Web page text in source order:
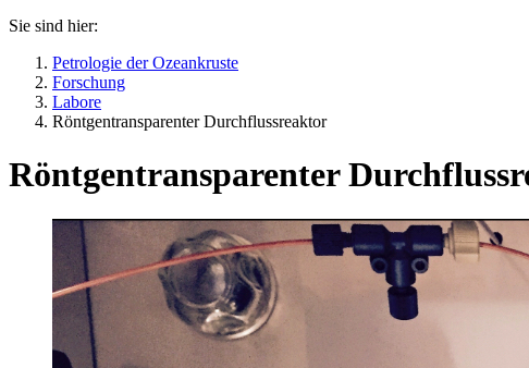
Sie sind hier:
Petrologie der Ozeankruste
Forschung
Labore
Röntgentransparenter Durchflussreaktor
Röntgentransparenter